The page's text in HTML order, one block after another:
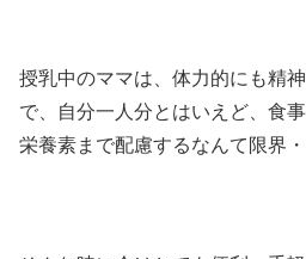
授乳中のママは、体力的にも精
で、自分一人分とはいえど、食
栄養素まで配慮するなんて限界・